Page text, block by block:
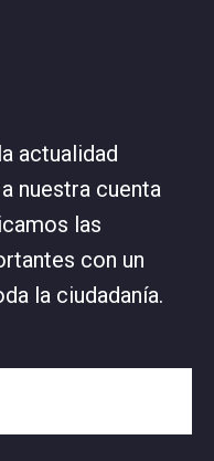
actualidad
nuestra cuenta
las
con un
la ciudadanía.